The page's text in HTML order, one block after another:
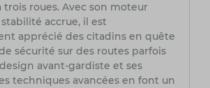
trois roues. Avec son moteur
accrue, il est
apprécié des citadins en quête
sécurité sur des routes parfois
avant-gardiste et ses
techniques avancées en font un